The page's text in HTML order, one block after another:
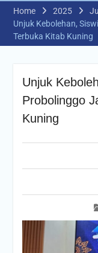
dengan
Home 2025
Unjuk Kebolehan,
Terbuka Kitab Kuning
Unjuk
Probolinggo
Kuning